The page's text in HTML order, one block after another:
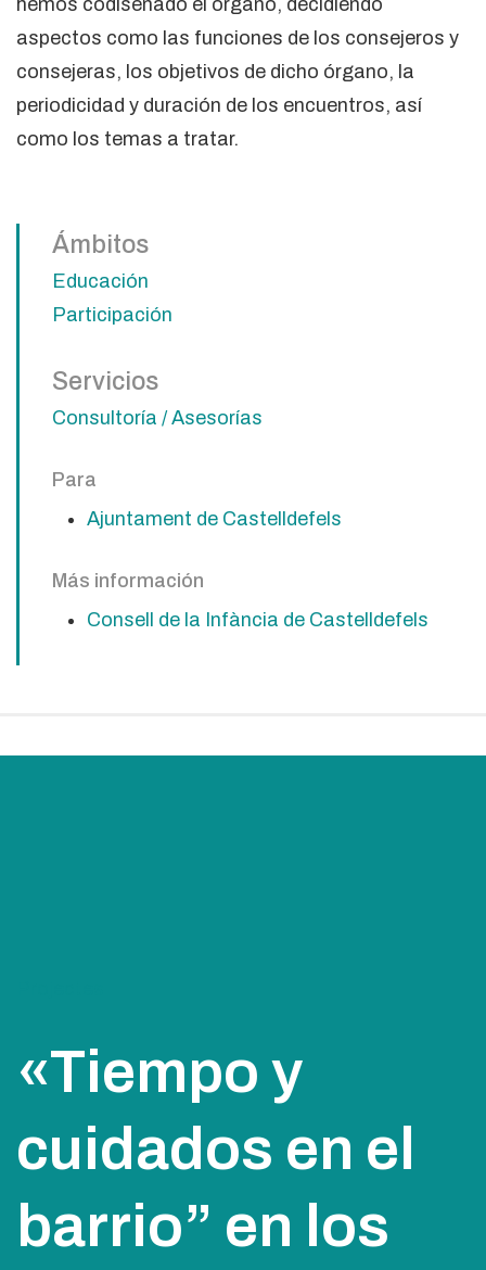
aspectos como las funciones de los consejeros y
consejeras, los objetivos de dicho órgano, la
periodicidad y duración de los encuentros, así
como los temas a tratar.
Ámbitos
Educación
Participación
Servicios
Consultoría / Asesorías
Para
Ajuntament de Castelldefels
Más información
Consell de la Infància de Castelldefels
«Tiempo y
cuidados en el
barrio” en los